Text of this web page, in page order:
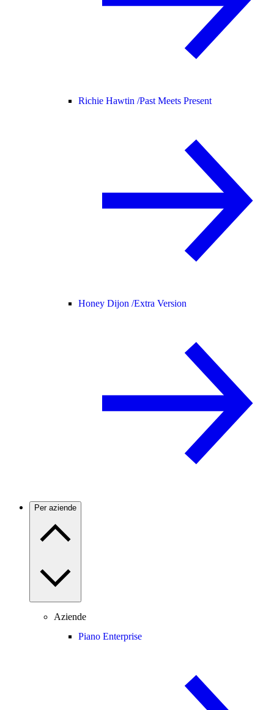
Richie Hawtin /Past Meets Present
Honey Dijon /Extra Version
Per aziende
Aziende
Piano Enterprise